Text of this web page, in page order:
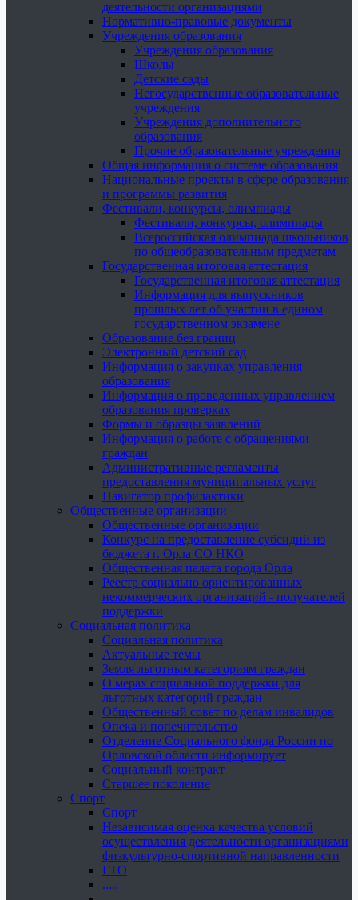
деятельности организациями
Нормативно-правовые документы
Учреждения образования
Учреждения образования
Школы
Детские сады
Негосударственные образовательные
учреждения
Учреждения дополнительного
образования
Прочие образовательные учреждения
Общая информация о системе образования
Национальные проекты в сфере образования
и программы развития
Фестивали, конкурсы, олимпиады
Фестивали, конкурсы, олимпиады
Всероссийская олимпиада школьников
по общеобразовательным предметам
Государственная итоговая аттестация
Государственная итоговая аттестация
Информация для выпускников
прошлых лет об участии в едином
государственном экзамене
Образование без границ
Электронный детский сад
Информация о закупках управления
образования
Информация о проведенных управлением
образования проверках
Формы и образцы заявлений
Информация о работе с обращениями
граждан
Административные регламенты
предоставления муниципальных услуг
Навигатор профилактики
Общественные организации
Общественные организации
Конкурс на предоставление субсидий из
бюджета г. Орла СО НКО
Общественная палата города Орла
Реестр социально ориентированных
некоммерческих организаций - получателей
поддержки
Социальная политика
Социальная политика
Актуальные темы
Земля льготным категориям граждан
О мерах социальной поддержки для
льготных категорий граждан
Общественный совет по делам инвалидов
Опека и попечительство
Отделение Социального фонда России по
Орловской области информирует
Социальный контракт
Старшее поколение
Спорт
Спорт
Независимая оценка качества условий
осуществления деятельности организациями
физкультурно-спортивной направленности
ГТО
.....